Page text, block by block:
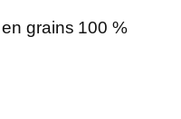
grains 100 %